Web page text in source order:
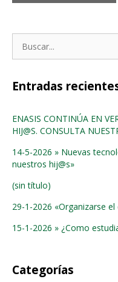
Entradas
ENASIS CONTINÚA EN
HIJ@S. CONSULTA
14-5-2026 » Nuevas
nuestros hij@s»
(sin título)
29-1-2026 «Organizarse
15-1-2026 » ¿Como
Categorías